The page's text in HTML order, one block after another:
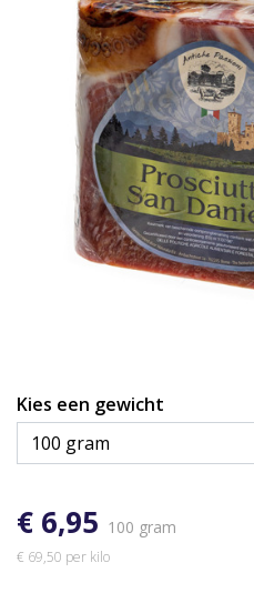
Kies een gewicht
€ 6,95 100 gram
€ 69,50 per kilo